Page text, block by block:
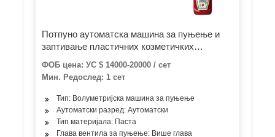
Потпуно аутоматска машина за пуњење и
заптивање пластичних козметичких
средстава за дезинфекцију руку
ФОБ цена: УС $ 14000-20000 / сет
Мин. Редослед: 1 сет
Тип: Волуметријска машина за пуњење
Аутоматски разред: Аутоматски
Тип материјала: Паста
Глава вентила за пуњење: Више глава